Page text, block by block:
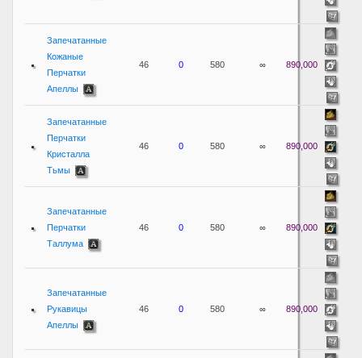
Запечатанные
Кожаные
Перчатки
Апеллы
46 0 580 ∞ 890,000
Запечатанные
Перчатки
Кристалла
Тьмы
46 0 580 ∞ 890,000
Запечатанные
Перчатки
Таллума
46 0 580 ∞ 890,000
Запечатанные
Рукавицы
Апеллы
46 0 580 ∞ 890,000